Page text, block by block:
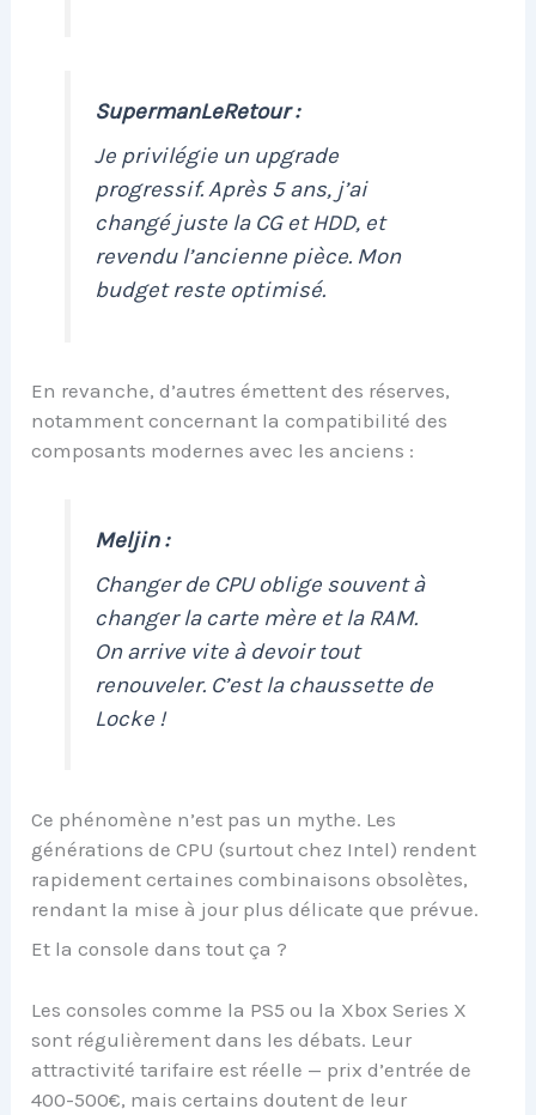
SupermanLeRetour :
Je privilégie un upgrade
progressif. Après 5 ans, j’ai
changé juste la CG et HDD, et
revendu l’ancienne pièce. Mon
budget reste optimisé.
En revanche, d’autres émettent des réserves,
notamment concernant la compatibilité des
composants modernes avec les anciens :
Meljin :
Changer de CPU oblige souvent à
changer la carte mère et la RAM.
On arrive vite à devoir tout
renouveler. C’est la chaussette de
Locke !
Ce phénomène n’est pas un mythe. Les
générations de CPU (surtout chez Intel) rendent
rapidement certaines combinaisons obsolètes,
rendant la mise à jour plus délicate que prévue.
Et la console dans tout ça ?
Les consoles comme la PS5 ou la Xbox Series X
sont régulièrement dans les débats. Leur
attractivité tarifaire est réelle — prix d’entrée de
400-500€, mais certains doutent de leur